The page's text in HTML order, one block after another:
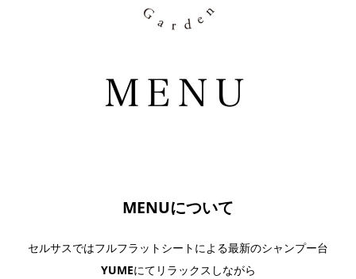
MENUについて
セルサスではフルフラットシートによる最新のシャンプー台
YUMEにてリラックスしながら